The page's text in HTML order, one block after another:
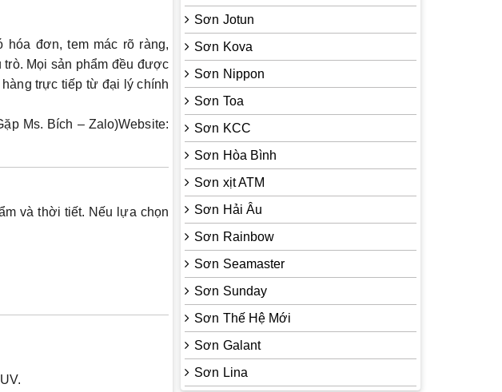
hóa đơn, tem mác rõ ràng,
trò. Mọi sản phẩm đều được
hàng trực tiếp từ đại lý chính
Ms. Bích – Zalo)Website:
và thời tiết. Nếu lựa chọn
Sơn Jotun
Sơn Kova
Sơn Nippon
Sơn Toa
Sơn KCC
Sơn Hòa Bình
Sơn xịt ATM
Sơn Hải Âu
Sơn Rainbow
Sơn Seamaster
Sơn Sunday
Sơn Thế Hệ Mới
Sơn Galant
Sơn Lina